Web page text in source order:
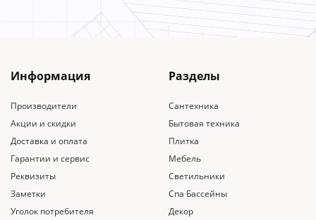
Информация
Производители
Акции и скидки
Доставка и оплата
Гарантии и сервис
Реквизиты
Заметки
Уголок потребителя
Разделы
Сантехника
Бытовая техника
Плитка
Мебель
Светильники
Спа Бассейны
Декор